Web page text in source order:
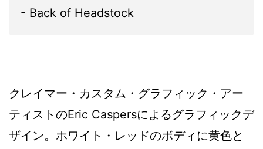
- Back of Headstock
クレイマー・カスタム・グラフィック・アー
ティストのEric Caspersによるグラフィックデ
ザイン。ホワイト・レッドのボディに黄色と